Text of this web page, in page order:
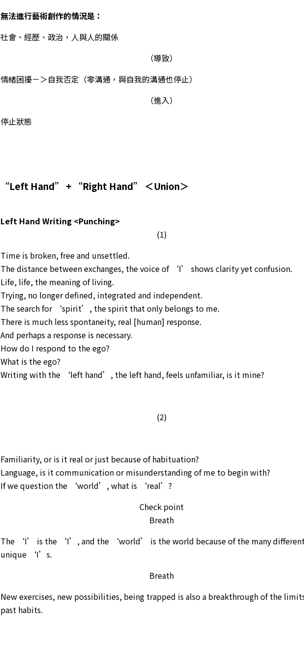
無法進行藝術創作的情況是：
社會、經歷、政治，人與人的關係
（導致）
情緒困擾－＞自我否定（零溝通，與自我的溝通也停止）
（進入）
停止狀態
“Left Hand” + “Right Hand” ＜Union＞
Left Hand Writing <Punching>
(1)
Time is broken, free and unsettled.
The distance between exchanges, the voice of ‘I’ shows clarity yet confusion.
Life, life, the meaning of living.
Trying, no longer defined, integrated and independent.
The search for ‘spirit’, the spirit that only belongs to me.
There is much less spontaneity, real [human] response.
And perhaps a response is necessary.
How do I respond to the ego?
What is the ego?
Writing with the ‘left hand’, the left hand, feels unfamiliar, is it mine?
(2)
Familiarity, or is it real or just because of habituation?
Language, is it communication or misunderstanding of me to begin with?
If we question the ‘world’, what is ‘real’?
Check point
Breath
The ‘I’ is the ‘I’, and the ‘world’ is the world because of the many
unique ‘I’s.
Breath
New exercises, new possibilities, being trapped is also a breakthrough of the
past habits.